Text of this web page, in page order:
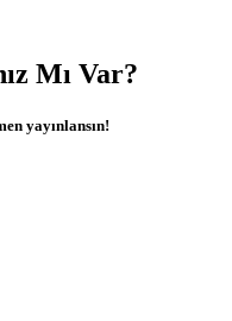
Mı Var?
yayınlansın!